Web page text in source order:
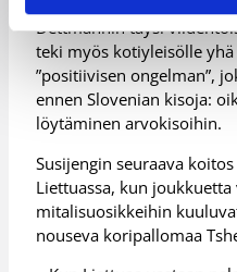
Dettmannin täysi
teki myös kotiyleisölle
”positiivisen ongelman”,
ennen Slovenian kisoja:
löytäminen arvokisoihin.
Susijengin seuraava
Liettuassa, kun joukkuetta
mitalisuosikkeihin
nouseva koripallomaa